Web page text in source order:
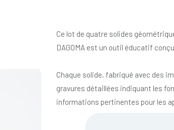
Ce lot de quatre solides
DAGOMA est un outil éducatif
Chaque solide, fabriqué avec des
gravures détaillées indiquant les
informations pertinentes pour les